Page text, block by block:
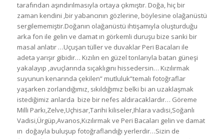
tarafından aşındırılmasıyla ortaya çıkmıştır. Doğa, hiç bir
zaman kendini ,bir yabancının gözlerine, böylesine olağanüstü
sergilememiştir.Doğanın olağanüstü ihtişamıyla oluşturduğu
arka fon ile gelin ve damat ın görkemli duruşu bize sanki bir
masal anlatır …Uçuşan tüller ve duvaklar Peri Bacaları ile
adeta yarışır gibidir… Kızılın en güzel tonlarıyla batan güneşi
yakalayıp ,avuçlarında sıçaklıgını hissedersin… Kızılırmak
suyunun kenarında çekilen” mutluluk”temalı fotoğraflar
yaşarken zorlandığımız, sıkıldığımız belki bi an uzaklaşmak
istediğimiz anlarda bize bir nefes aldıracaklardır… Göreme
Milli Parkı,Zelve,Uçhisar,Tarihi kiliseler,Ihlara vadisi,Soğanlı
Vadisi,Ürgüp,Avanos,Kızılırmak ve Peri Bacaları gelin ve damat
ın doğayla buluşup fotoğraflandığı yerlerdir…Sizin de